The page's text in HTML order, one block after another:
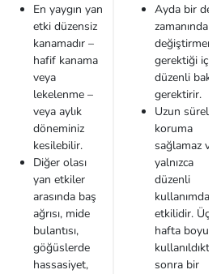
En yaygın yan
etki düzensiz
kanamadır –
hafif kanama
veya
lekelenme –
veya aylık
döneminiz
kesilebilir.
Diğer olası
yan etkiler
arasında baş
ağrısı, mide
bulantısı,
göğüslerde
hassasiyet,
Ayda bir defa
zamanında
değiştirmeniz
gerektiği için
düzenli
gerektirir.
Uzun sürel
koruma
sağlamaz ve
yalnızca
düzenli
kullanımda
etkilidir. Üç
hafta
kullanıldıktan
sonra bir